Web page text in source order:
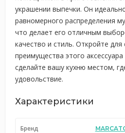
украшении выпечки. Он
равномерного распределения
что делает его отличным
качество и стиль. Откройте для
преимущества этого
сделайте вашу кухню местом,
удовольствие.
Характеристики
Бренд